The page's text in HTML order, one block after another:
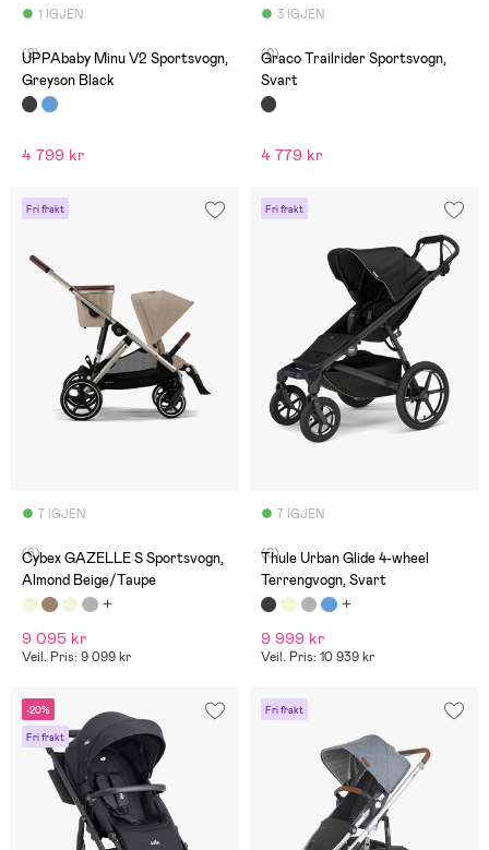
1 IGJEN
(2)
UPPAbaby Minu V2 Sportsvogn,
Greyson Black
4 799 kr
3 IGJEN
(0)
Graco Trailrider Sportsvogn,
Svart
4 779 kr
Fri frakt
7 IGJEN
(6)
Cybex GAZELLE S Sportsvogn,
Almond Beige/Taupe
9 095 kr
Veil. Pris: 9 099 kr
Fri frakt
7 IGJEN
(0)
Thule Urban Glide 4-wheel
Terrengvogn, Svart
9 999 kr
Veil. Pris: 10 939 kr
-20%
Fri frakt
Fri frakt